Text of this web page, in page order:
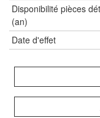
Disponibilité pièces
(an)
Date d'effet